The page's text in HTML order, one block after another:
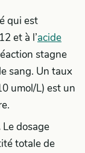
qui est
et à l’acide
stagne
sang. Un taux
umol/L) est un
Le dosage
totale de